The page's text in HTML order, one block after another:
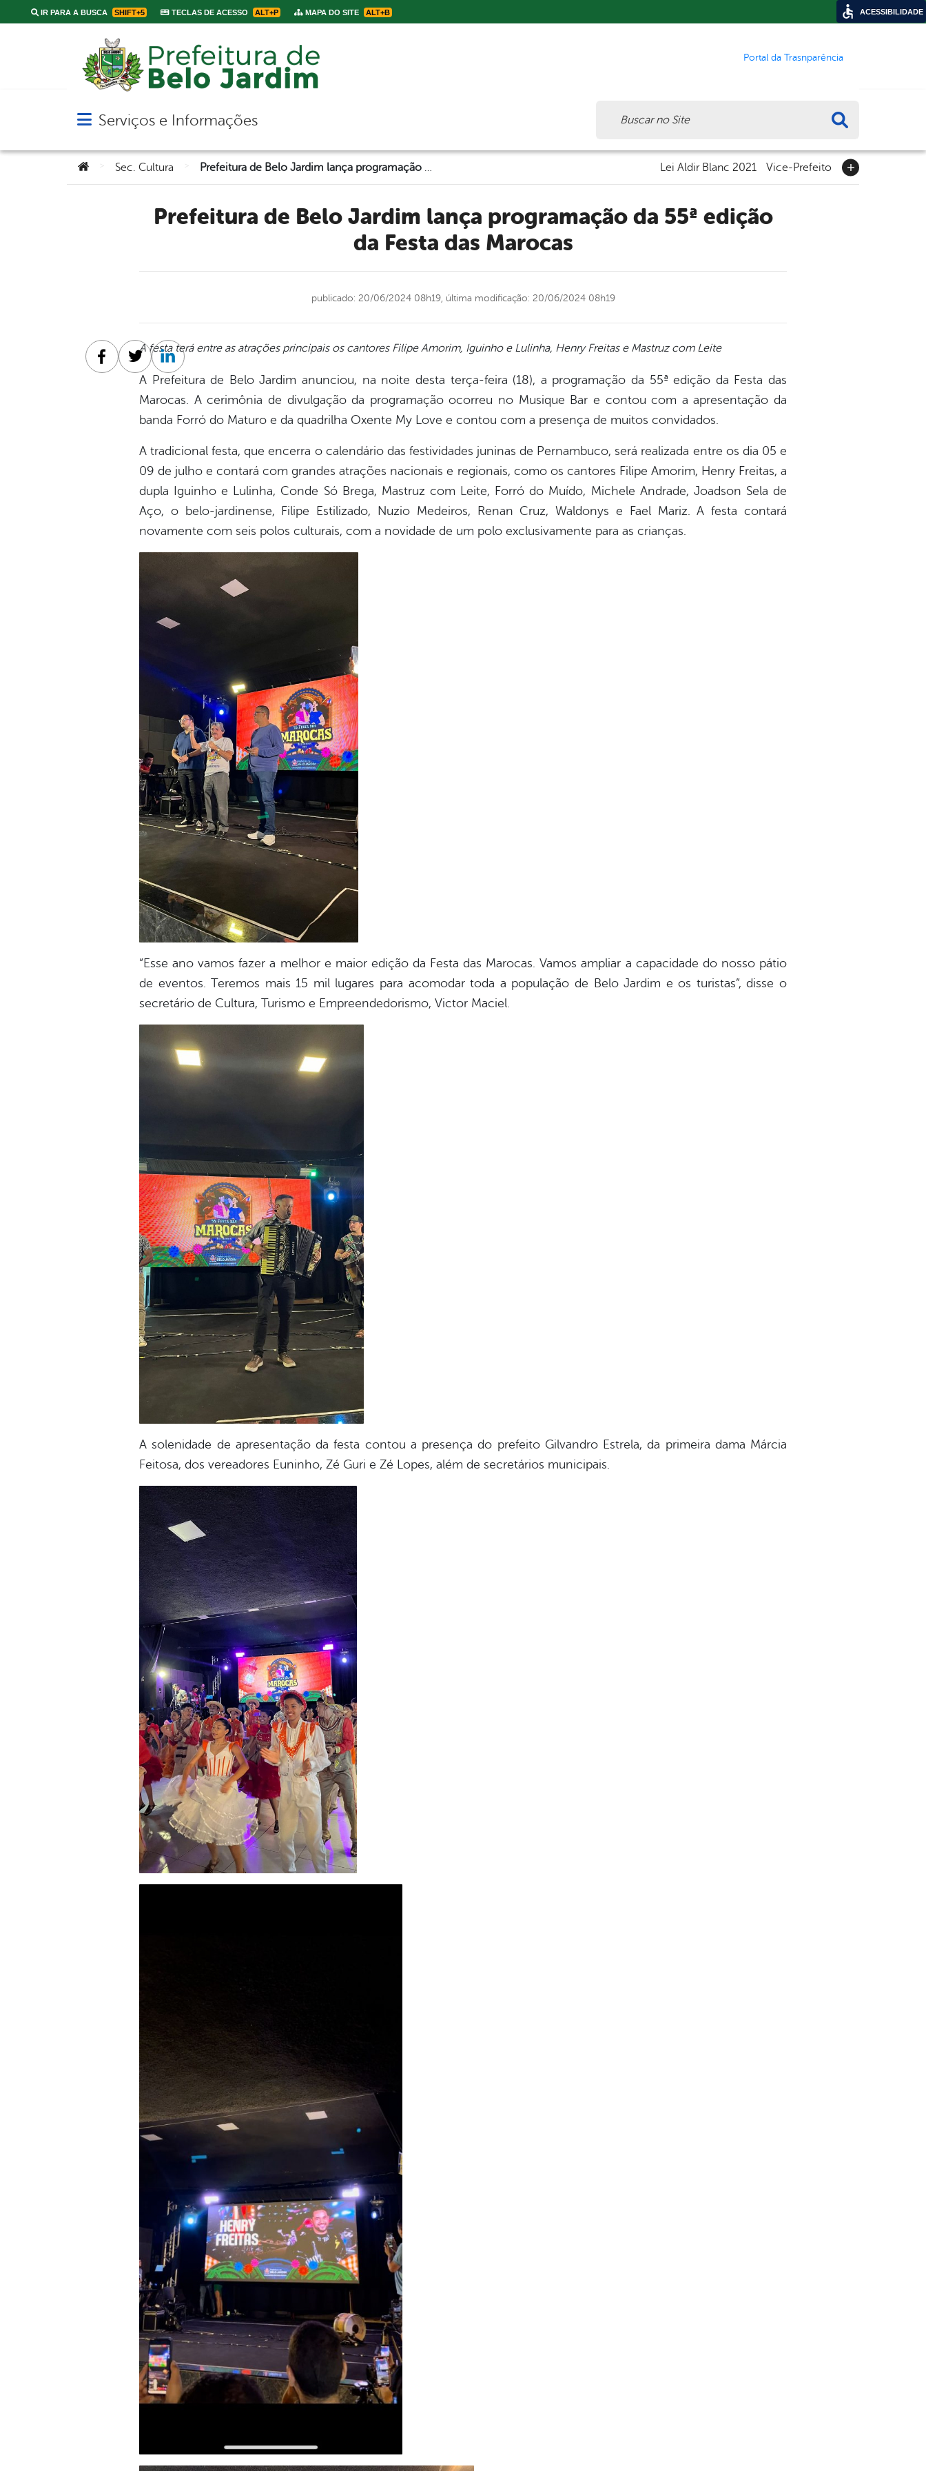
IR PARA A BUSCA SHIFT+5 TECLAS DE ACESSO ALT+P MAPA DO SITE ALT+B
Portal da Trasnparência
Abrir menu principal de navegação
Serviços e Informações
Você está aqui:
Sec. Cultura Lei Aldir Blanc 2021 Vice-Prefeito
Prefeitura de Belo Jardim lança programação da 55ª edição
da Festa das Marocas
publicado: 20/06/2024 08h19, última modificação: 20/06/2024 08h19
A festa terá entre as atrações principais os cantores Filipe Amorim, Iguinho e Lulinha, Henry Freitas e Mastruz com Leite
A Prefeitura de Belo Jardim anunciou, na noite desta terça-feira (18), a programação da 55ª edição da Festa das
Marocas. A cerimônia de divulgação da programação ocorreu no Musique Bar e contou com a apresentação da
banda Forró do Maturo e da quadrilha Oxente My Love e contou com a presença de muitos convidados.
A tradicional festa, que encerra o calendário das festividades juninas de Pernambuco, será realizada entre os dia 05 e
09 de julho e contará com grandes atrações nacionais e regionais, como os cantores Filipe Amorim, Henry Freitas, a
dupla Iguinho e Lulinha, Conde Só Brega, Mastruz com Leite, Forró do Muído, Michele Andrade, Joadson Sela de
Aço, o belo-jardinense, Filipe Estilizado, Nuzio Medeiros, Renan Cruz, Waldonys e Fael Mariz. A festa contará
novamente com seis polos culturais, com a novidade de um polo exclusivamente para as crianças.
“Esse ano vamos fazer a melhor e maior edição da Festa das Marocas. Vamos ampliar a capacidade do nosso pátio
de eventos. Teremos mais 15 mil lugares para acomodar toda a população de Belo Jardim e os turistas”, disse o
secretário de Cultura, Turismo e Empreendedorismo, Victor Maciel.
A solenidade de apresentação da festa contou a presença do prefeito Gilvandro Estrela, da primeira dama Márcia
Feitosa, dos vereadores Euninho, Zé Guri e Zé Lopes, além de secretários municipais.
Facebook
TwitterLinkedin
ACESSIBILIDADE